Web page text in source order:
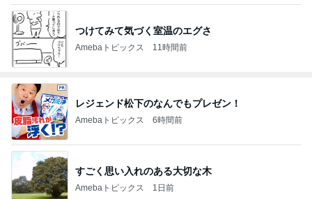
つけてみて気づく室温のエグさ
Amebaトピックス 11時間前
レジェンド松下のなんでもプレゼン！
Amebaトピックス 6時間前
すごく思い入れのある大切な木
Amebaトピックス 1日前